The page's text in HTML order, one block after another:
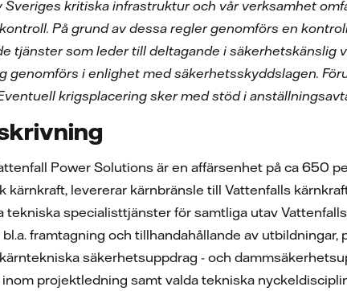
Sveriges kritiska infrastruktur och vår verksamhet
På grund av dessa regler genomförs en
tjänster som leder till deltagande i
genomförs i enlighet med säkerhetsskyddslagen.
krigsplacering sker med stöd i
Power Solutions är en affärsenhet på ca 650
kärnkraft, levererar kärnbränsle till Vattenfalls
tekniska specialisttjänster för samtliga utav
framtagning och tillhandahållande av
säkerhetsuppdrag - och
projektledning samt valda tekniska